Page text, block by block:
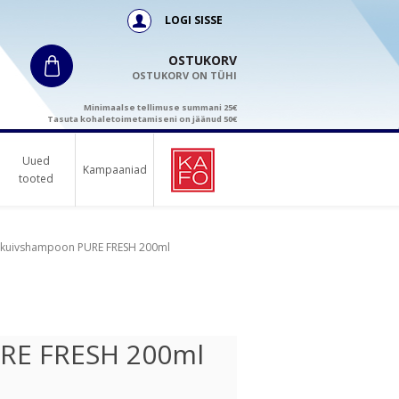
LOGI SISSE
OSTUKORV
OSTUKORV ON TÜHI
Minimaalse tellimuse summani 25€
Tasuta kohaletoimetamiseni on jäänud 50€
Uued
tooted
Kampaaniad
PURE FRESH 200ml
FRESH 200ml